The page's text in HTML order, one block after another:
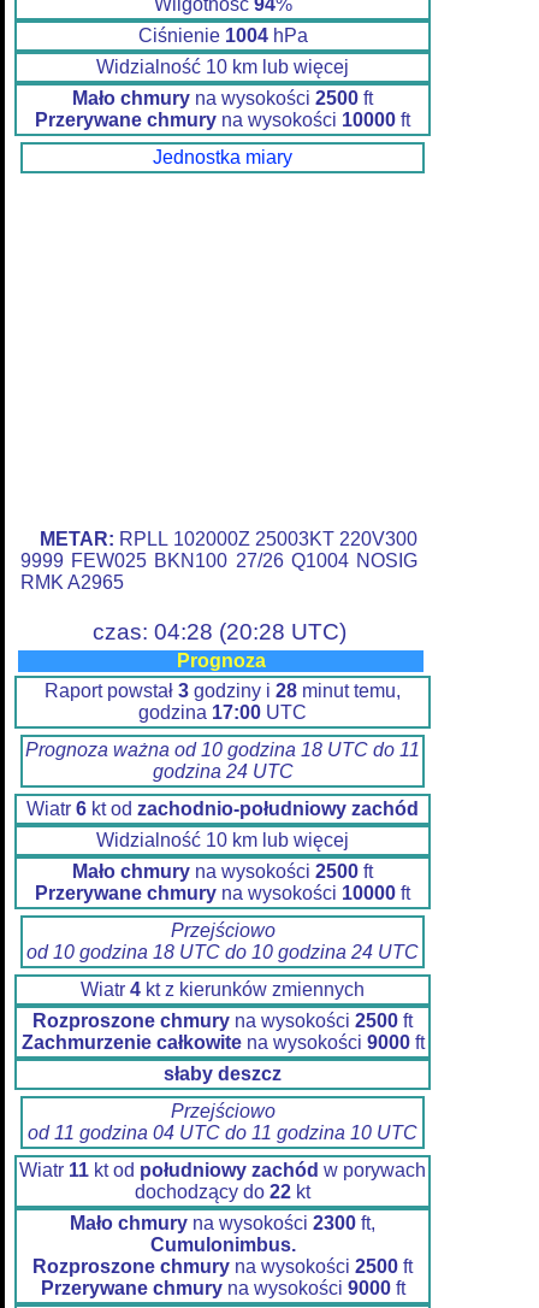
Wilgotność 94%
Ciśnienie 1004hPa
Widzialność 10 km lub więcej
Mało chmury na wysokości 2500 ft
Przerywane chmury na wysokości 10000 ft
Jednostka miary
METAR: RPLL 102000Z 25003KT 220V300
9999 FEW025 BKN100 27/26 Q1004 NOSIG
RMK A2965
czas: 04:28 (20:28 UTC)
Prognoza
Raport powstał 3 godziny i 28 minut temu,
godzina 17:00 UTC
Prognoza ważna od 10 godzina 18 UTC do 11
godzina 24 UTC
Wiatr 6 kt od zachodnio-południowy zachód
Widzialność 10 km lub więcej
Mało chmury na wysokości 2500 ft
Przerywane chmury na wysokości 10000 ft
Przejściowo
od 10 godzina 18 UTC do 10 godzina 24 UTC
Wiatr 4 kt z kierunków zmiennych
Rozproszone chmury na wysokości 2500 ft
Zachmurzenie całkowitena wysokości 9000ft
słaby deszcz
Przejściowo
od 11 godzina 04 UTC do 11 godzina 10 UTC
Wiatr 11 kt od południowy zachód w porywach
dochodzący do 22 kt
Mało chmury na wysokości 2300 ft,
Cumulonimbus.
Rozproszone chmury na wysokości 2500 ft
Przerywane chmuryna wysokości 9000ft